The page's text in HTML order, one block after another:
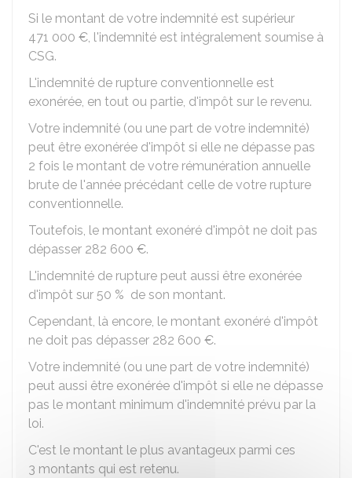
Si le montant de votre indemnité est supérieur
471 000 €, l'indemnité est intégralement soumise à
CSG.
L'indemnité de rupture conventionnelle est
exonérée, en tout ou partie, d'impôt sur le revenu.
Votre indemnité (ou une part de votre indemnité)
peut être exonérée d'impôt si elle ne dépasse pas
2 fois le montant de votre rémunération annuelle
brute de l'année précédant celle de votre rupture
conventionnelle.
Toutefois, le montant exonéré d'impôt ne doit pas
dépasser 282 600 €.
L'indemnité de rupture peut aussi être exonérée
d'impôt sur 50 % de son montant.
Cependant, là encore, le montant exonéré d'impôt
ne doit pas dépasser 282 600 €.
Votre indemnité (ou une part de votre indemnité)
peut aussi être exonérée d'impôt si elle ne dépasse
pas le montant minimum d'indemnité prévu par la
loi.
C'est le montant le plus avantageux parmi ces
3 montants qui est retenu.